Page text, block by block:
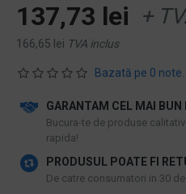
Bazată pe 0 note.
137,73 lei +
166,65 lei TVA inclus
GARANTAM CEL MAI
​Bucura-te de produse
rapida!
PRODUSUL POATE FI
De catre consumatori in 30